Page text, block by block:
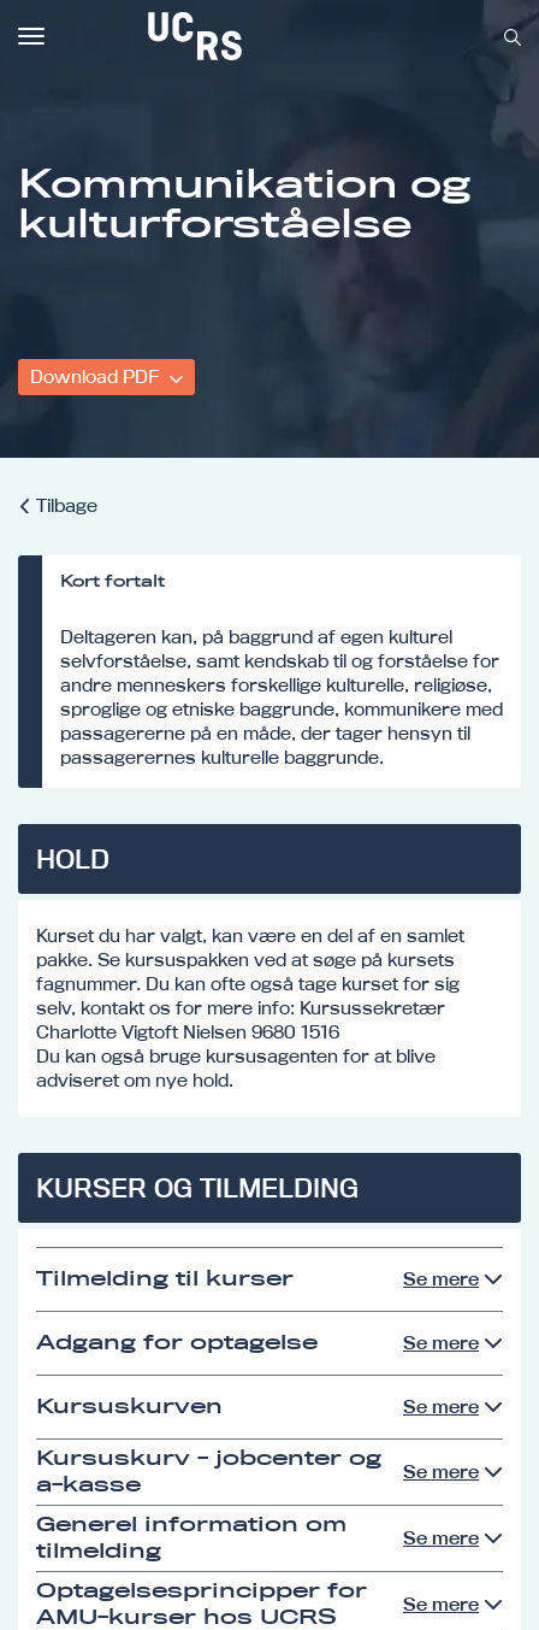
Om UCRS
Kommunikation og
kulturforståelse
Download PDF
Tilbage
Kort fortalt
Deltageren kan, på baggrund af egen kulturel
selvforståelse, samt kendskab til og forståelse for
andre menneskers forskellige kulturelle, religiøse,
sproglige og etniske baggrunde, kommunikere med
passagererne på en måde, der tager hensyn til
passagerernes kulturelle baggrunde.
HOLD
Kurset du har valgt, kan være en del af en samlet
pakke. Se kursuspakken ved at søge på kursets
fagnummer. Du kan ofte også tage kurset for sig
selv, kontakt os for mere info: Kursussekretær
Charlotte Vigtoft Nielsen 9680 1516
Du kan også bruge kursusagenten for at blive
adviseret om nye hold.
KURSER OG TILMELDING
Tilmelding til kurser Se mere
Adgang for optagelse Se mere
Kursuskurven Se mere
Kursuskurv - jobcenter og
a-kasse
Se mere
Generel information om
tilmelding
Se mere
Optagelsesprincipper for
AMU-kurser hos UCRS
Se mere